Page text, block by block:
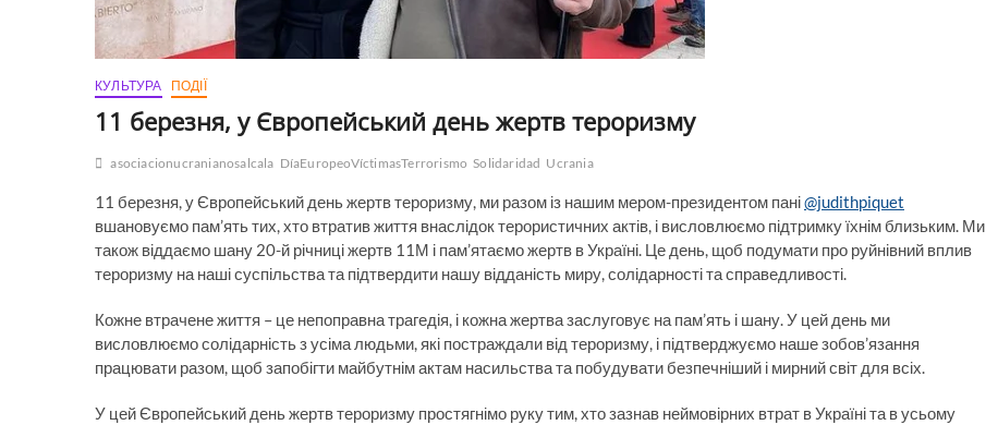
КУЛЬТУРА ПОДІЇ
11 березня, у Європейський день жертв тероризму
asociacionucranianosalcala DíaEuropeoVíctimasTerrorismo Solidaridad Ucrania
11 березня, у Європейський день жертв тероризму, ми разом із нашим мером-президентом пані@judithpiquet
вшановуємо пам’ять тих, хто втратив життя внаслідок терористичних актів, і висловлюємо підтримку їхнім близьким. Ми
також віддаємо шану 20-й річниці жертв 11М і пам’ятаємо жертв в Україні. Це день, щоб подумати про руйнівний вплив
тероризму на наші суспільства та підтвердити нашу відданість миру, солідарності та справедливості.
Кожне втрачене життя – це непоправна трагедія, і кожна жертва заслуговує на пам’ять і шану. У цей день ми
висловлюємо солідарність з усіма людьми, які постраждали від тероризму, і підтверджуємо наше зобов’язання
працювати разом, щоб запобігти майбутнім актам насильства та побудувати безпечніший і мирний світ для всіх.
У цей Європейський день жертв тероризму простягнімо руку тим, хто зазнав неймовірних втрат в Україні та в усьому